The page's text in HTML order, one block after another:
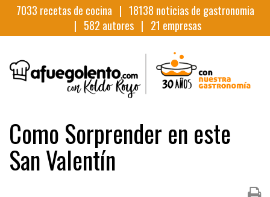
7033 recetas de cocina | 18138 noticias de gastronomia
| 582 autores | 21 empresas
Como Sorprender en este
San Valentín